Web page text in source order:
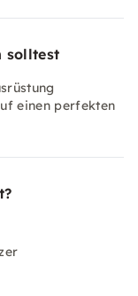
solltest
einen perfekten